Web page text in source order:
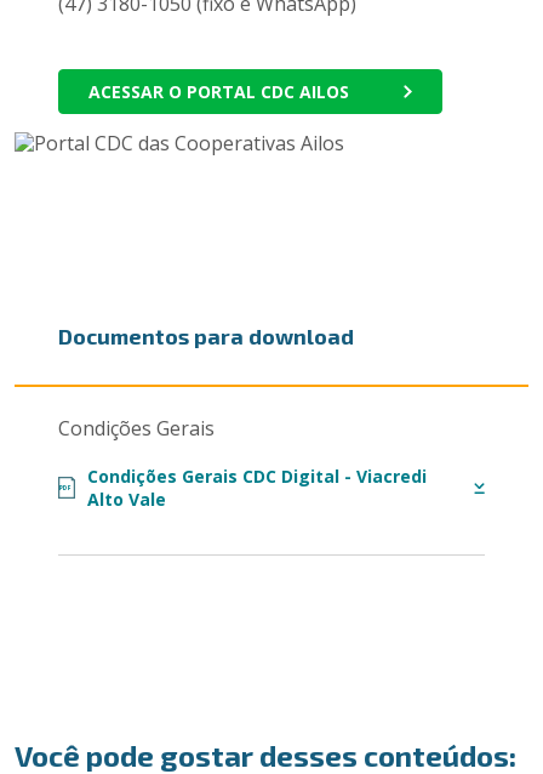
ACESSAR O PORTAL CDC AILOS
Documentos para download
Condições Gerais
Condições Gerais CDC Digital - Viacredi
Alto Vale
PDF
Você pode gostar desses conteúdos: